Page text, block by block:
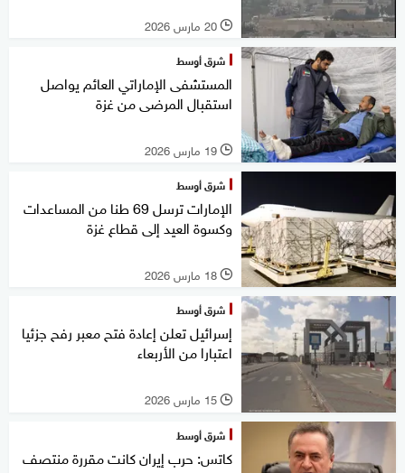
l 20 مارس 2026
شرق أوسط
المستشفى الإماراتي العائم يواصل
استقبال المرضى من غزة
l 19 مارس 2026
شرق أوسط
الإمارات ترسل 69 طنا من المساعدات
وكسوة العيد إلى قطاع غزة
l 18 مارس 2026
شرق أوسط
إسرائيل تعلن إعادة فتح معبر رفح جزئيا
اعتبارا من الأربعاء
l 15 مارس 2026
شرق أوسط
كاتس: حرب إيران كانت مقررة منتصف